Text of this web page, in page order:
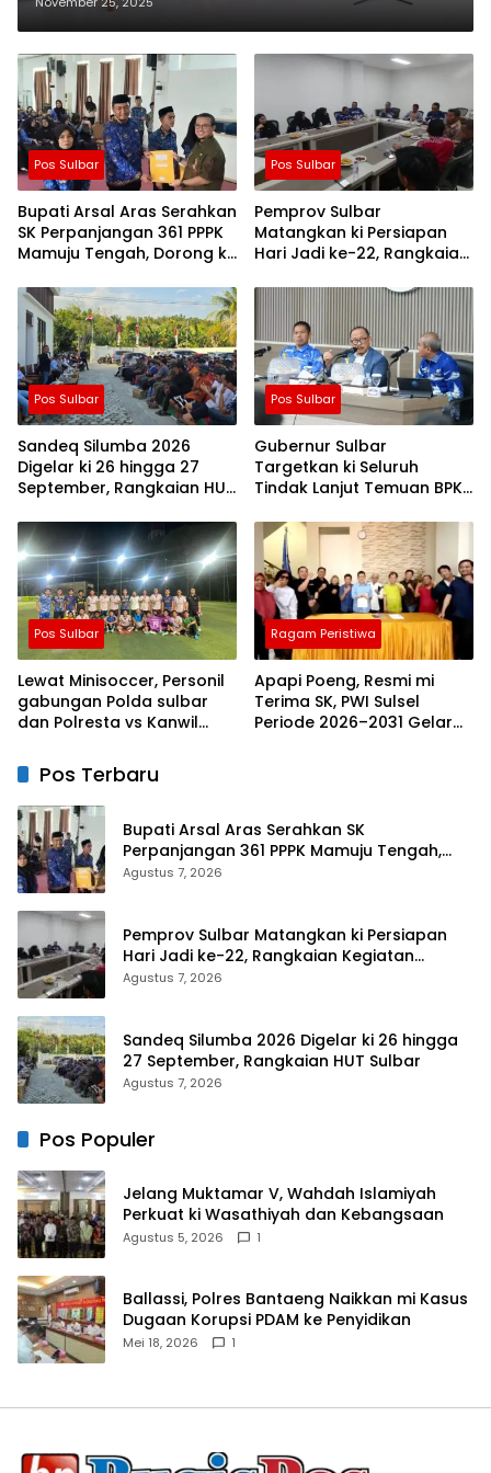
Pos Sulbar
Bupati Arsal Aras Serahkan
SK Perpanjangan 361 PPPK
Mamuju Tengah, Dorong ki
Lebih Fleksibel
Pos Sulbar
Pemprov Sulbar
Matangkan ki Persiapan
Hari Jadi ke-22, Rangkaian
Masyarakat
Pos Sulbar
Sandeq Silumba 2026
Digelar ki 26 hingga 27
September, Rangkaian HUT
Pos Sulbar
Gubernur Sulbar
Targetkan ki Seluruh
Tindak Lanjut Temuan BPK
Pos Sulbar
Lewat Minisoccer, Personil
gabungan Polda sulbar
dan Polresta vs Kanwil
ki Ikatan Persaudaraan
Ragam Peristiwa
Apapi Poeng, Resmi mi
Terima SK, PWI Sulsel
Periode 2026–2031 Gelar
Pos Terbaru
Bupati Arsal Aras Serahkan SK
Perpanjangan 361 PPPK Mamuju Tengah,
Dorong ki Kebijakan Belanja Pegawai Lebih
Agustus 7, 2026
Pemprov Sulbar Matangkan ki Persiapan
Hari Jadi ke-22, Rangkaian Kegiatan
Libatkan Masyarakat
Agustus 7, 2026
Sandeq Silumba 2026 Digelar ki 26 hingga
27 September, Rangkaian HUT Sulbar
Agustus 7, 2026
Pos Populer
Jelang Muktamar V, Wahdah Islamiyah
Perkuat ki Wasathiyah dan Kebangsaan
Agustus 5, 2026 1
Ballassi, Polres Bantaeng Naikkan mi Kasus
Dugaan Korupsi PDAM ke Penyidikan
Mei 18, 2026 1